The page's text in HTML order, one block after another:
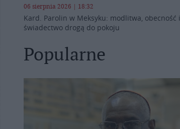
06 sierpnia 2026 | 18:32
Kard. Parolin w Meksyku: modlitwa, obecność i
świadectwo drogą do pokoju
Popularne